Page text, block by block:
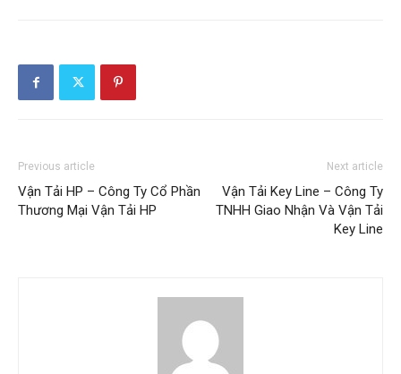
Previous article
Vận Tải HP – Công Ty Cổ Phần
Thương Mại Vận Tải HP
Next article
Vận Tải Key Line – Công Ty
TNHH Giao Nhận Và Vận Tải
Key Line